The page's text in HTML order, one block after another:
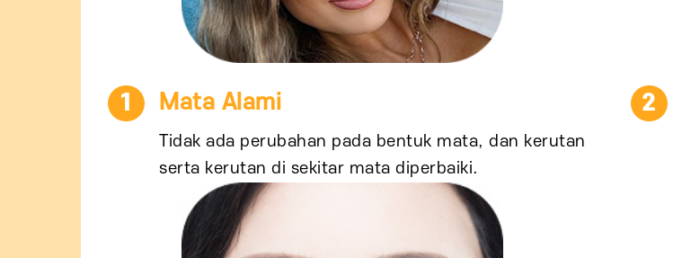
1 Mata Alami
Tidak ada perubahan pada bentuk mata, dan kerutan
serta kerutan di sekitar mata diperbaiki.
2